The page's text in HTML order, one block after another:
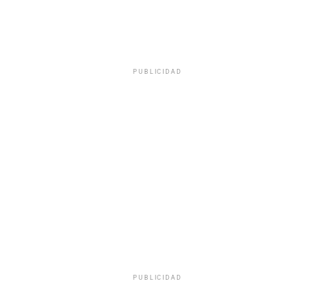
PUBLICIDAD
PUBLICIDAD